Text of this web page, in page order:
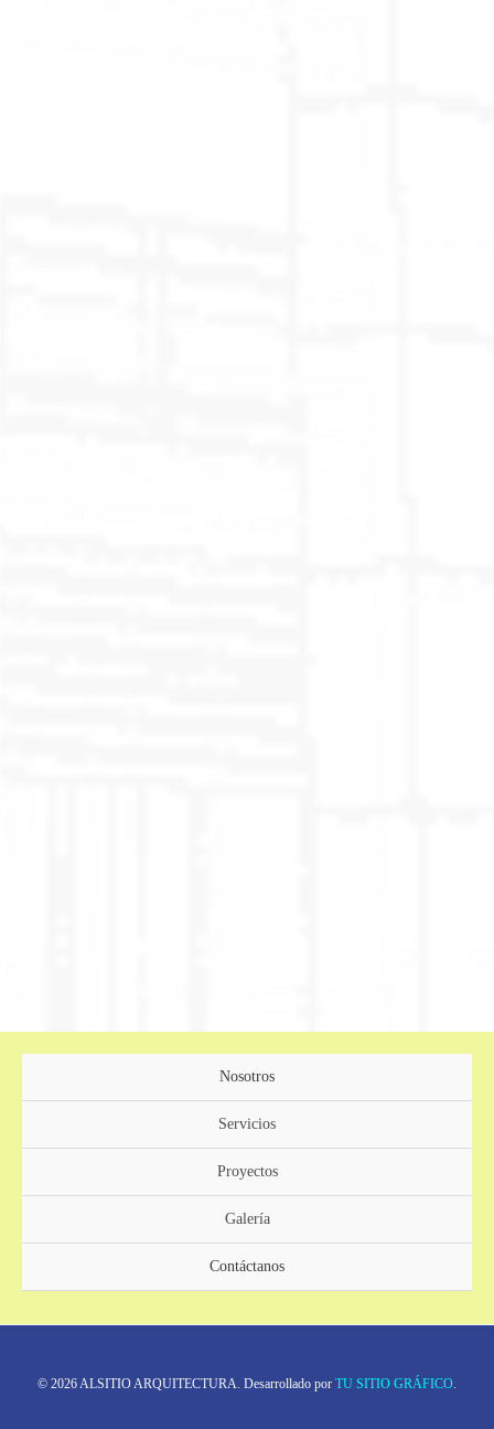
Nosotros
Servicios
Proyectos
Galería
Contáctanos
© 2026 ALSITIO ARQUITECTURA. Desarrollado por TU SITIO GRÁFICO.